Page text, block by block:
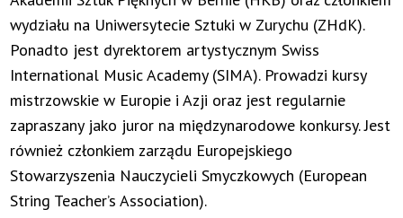
wydziału na Uniwersytecie Sztuki w Zurychu (ZHdK).
Ponadto jest dyrektorem artystycznym Swiss
International Music Academy (SIMA). Prowadzi kursy
mistrzowskie w Europie i Azji oraz jest regularnie
zapraszany jako juror na międzynarodowe konkursy. Jest
również członkiem zarządu Europejskiego
Stowarzyszenia Nauczycieli Smyczkowych (European
String Teacher’s Association).